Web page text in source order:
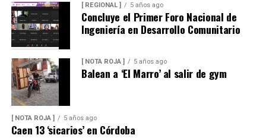
[ REGIONAL ] 5 años ago
Concluye el Primer Foro Nacional de
Ingeniería en Desarrollo Comunitario
[ NOTA ROJA ] 5 años ago
Balean a ‘El Marro’ al salir de gym
[ NOTA ROJA ] 5 años ago
Caen 13 ‘sicarios’ en Córdoba